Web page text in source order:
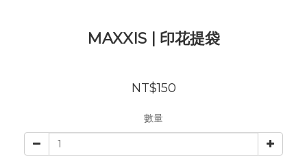
MAXXIS | 印花提袋
NT$150
數量